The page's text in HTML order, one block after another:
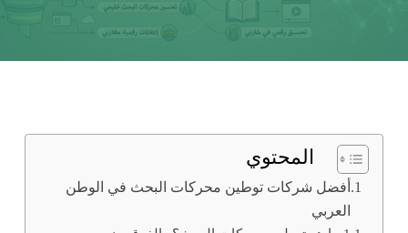
المحتوي
أفضل شركات توطين محركات البحث في الوطن
العربي